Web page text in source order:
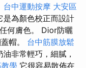
台中運動按摩 大安區
是為顏色校正而設計
何膚色。 Dior防曬
帽。 台中筋膜放鬆
油非常輕巧，細膩，
學 它很容易散佈在